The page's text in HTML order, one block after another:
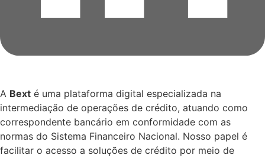
A Bext é uma plataforma digital especializada na
intermediação de operações de crédito, atuando como
correspondente bancário em conformidade com as
normas do Sistema Financeiro Nacional. Nosso papel é
facilitar o acesso a soluções de crédito por meio de